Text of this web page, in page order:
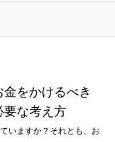
をかけるべき
要な考え方
いますか？それとも、お